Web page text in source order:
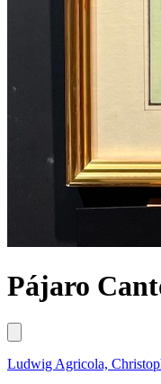
Pájaro
Ludwig Agricola,